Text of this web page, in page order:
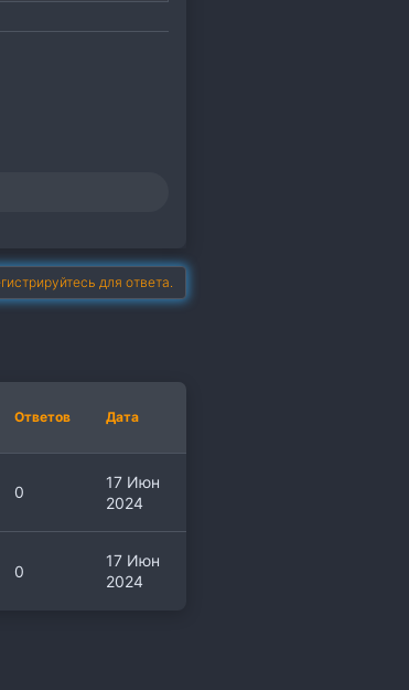
для ответа.
Ответов Дата
0
17 Июн
2024
0
17 Июн
2024